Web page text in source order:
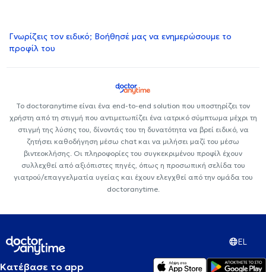
Γνωρίζεις τον ειδικό; Βοήθησέ μας να ενημερώσουμε το
προφίλ του
Το doctoranytime είναι ένα end-to-end solution που υποστηρίζει τον
χρήστη από τη στιγμή που αντιμετωπίζει ένα ιατρικό σύμπτωμα μέχρι τη
στιγμή της λύσης του, δίνοντάς του τη δυνατότητα να βρεί ειδικό, να
ζητήσει καθοδήγηση μέσω chat και να μιλήσει μαζί του μέσω
βιντεοκλήσης. Οι πληροφορίες του συγκεκριμένου προφίλ έχουν
συλλεχθεί από αξιόπιστες πηγές, όπως η προσωπική σελίδα του
γιατρού/επαγγελματία υγείας και έχουν ελεγχθεί από την ομάδα του
doctoranytime.
EL
Κατέβασε το app